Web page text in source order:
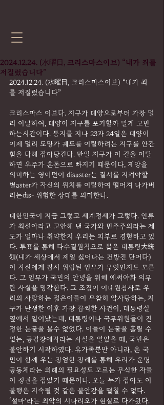
2024.12.24. (水曜日, 크리스마스이브) “내가 죄를
저질렀습니다”
2024.12.24. (水曜日, 크리스마스이브) “내가 죄
를 저질렀습니다”
크리스마스 이브다. 지구가 태양으로부터 가장 멀
리 이탈하여, 태양이 지구를 포기할까 말게 고민
하는시간이다. 동지를 지나 23과 24일은 태양이
이제 멀리 도망가 궤도를 이탈하려는 지구를 안간
힘을 다해 잡아당긴다. 만일 지구가 이 길을 이탈
하면 우주가 혼돈으로 빠지기 때문이다, 재앙을
의미하는 영어던어 disaster는 질서를 지켜야할
별aster가 자신의 위치를 이탈하여 떨어져 나가버
리는dis- 위험한 상태를 의미한다.
대한민국이 지금 그렇고 세계정세가 그렇다. 인류
가 최선아라고 고안해 낸 국가와 민주주의라는 제
도가 얼마나 취약한지 우리는 피부로 경험하고 있
다. 투표를 통해 다수결원칙으로 뽑은 대통령大統
領(내가 세상에서 제일 싫어나는 건방진 단어다)
이 자신에게 잠시 위임된 임무가 무엇인지도 모른
다. 그 임무가 국민의 안녕을 위해 애써야화 의무
란 사실을 망각한다. 그 조짐이 이태원참사로 우
리의 사랑하는 젊은이들이 무참히 압사당하는, 지
구가 탄생한 이후 가장 끔찍한 사건이, 대통령실
옆에서 일어났는데, 대통령이나 국무위원들이 진
정한 눈물을 볼수 없었다. 이들이 눈물을 흘릴 수
없는, 공감장애자라는 사실을 알았을 때, 국민은
불안하기 시작하였다. 유가족뿐만 아니라, 온 국
민이 함께 우는 장엄한 장례를 통해 우리가 운명
공동체라는 의례의 필요성도 모르는 무식한 자들
이 정권을 잡았기 때문이다. 오늘 누가 잡아도 이
불행은 지속될 것 같은 불안감을 떨칠 수 없다.
‘설마’라는 최악의 시나리오가 현실로 다가왔다.